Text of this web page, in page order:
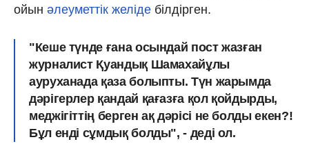
ойын әлеуметтік желіде білдірген.
"Кеше түнде ғана осындай пост жазған
журналист Қуандық Шамахайұлы
ауруханада қаза болыпты. Түн жарымда
дәрігерлер қандай қағазға қол қойдырды,
меджігіттің берген ақ дәрісі не болды екен?!
Бұл енді сұмдық болды", - деді ол.